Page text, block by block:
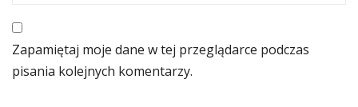
Zapamiętaj moje dane w tej przeglądarce podczas
pisania kolejnych komentarzy.